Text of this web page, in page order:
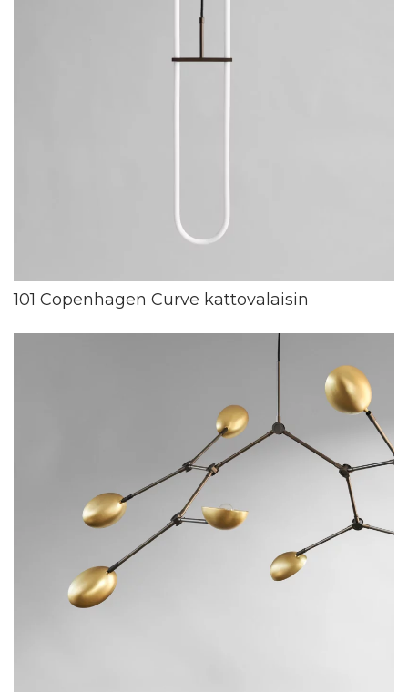
101 Copenhagen Curve kattovalaisin